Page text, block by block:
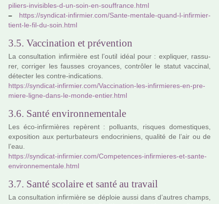
piliers-invi­si­bles-d-un-soin-en-souf­france.html
–
https://syn­di­cat-infir­mier.com/Sante-men­tale-quand-l-infir­mier-
tient-le-fil-du-soin.html
3.5. Vaccination et prévention
La consul­ta­tion infir­mière est l’outil idéal pour : expli­quer, ras­su­
rer, cor­ri­ger les faus­ses croyan­ces, contrô­ler le statut vac­ci­nal,
détec­ter les contre-indi­ca­tions.
https://syn­di­cat-infir­mier.com/Vaccination-les-infir­mie­res-en-pre­
miere-ligne-dans-le-monde-entier.html
3.6. Santé environnementale
Les éco-infir­miè­res repè­rent : pol­luants, ris­ques domes­ti­ques,
expo­si­tion aux per­tur­ba­teurs endo­cri­niens, qua­lité de l’air ou de
l’eau.
https://syn­di­cat-infir­mier.com/Competences-infir­mie­res-et-sante-
envi­ron­ne­men­tale.html
3.7. Santé scolaire et santé au travail
La consul­­ta­­tion infir­­mière se déploie aussi dans d’autres champs,